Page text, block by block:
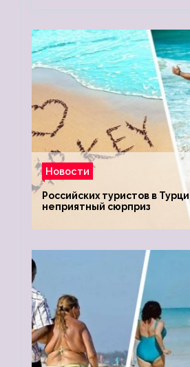
Новости
Российских туристов в
неприятный сюрприз